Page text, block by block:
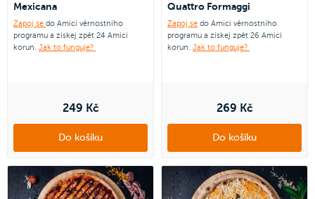
Mexicana
Zapoj se do Amici věrnostního
programu a získej zpět 24 Amici
korun. Jak to funguje?
249 Kč
Do košíku
Quattro Formaggi
Zapoj se do Amici věrnostního
programu a získej zpět 26 Amici
korun. Jak to funguje?
269 Kč
Do košíku